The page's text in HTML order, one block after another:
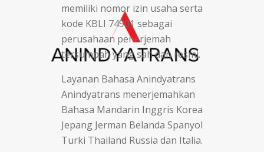
memiliki nomor izin usaha serta
kode KBLI 74901 sebagai
perusahaan penerjemah
tersumpah yang sah dan resmi.
Layanan Bahasa Anindyatrans
Anindyatrans menerjemahkan
Bahasa Mandarin Inggris Korea
Jepang Jerman Belanda Spanyol
Turki Thailand Russia dan Italia.